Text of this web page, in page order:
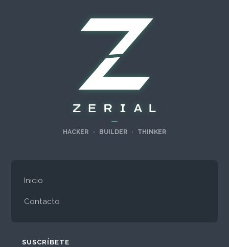
—
HACKER · BUILDER · THINKER
Inicio
Contacto
SUSCRÍBETE